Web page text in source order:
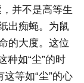
并不是高等生
出痴蝇。为鼠
的大度。这位
种如“尘”的时
等如“尘”的心